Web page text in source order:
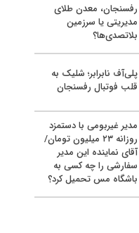
رفسنجان، معدن طلای
مدیریتی یا سرزمین
بلاتصدی‌ها؟
پلی‌آف نابرابر؛ شلیک به
قلب فوتبال رفسنجان
مدیر غیربومی با دستمزد
روزانه ۲۳ میلیون تومان/
آقای نماینده این مدیر
سفارشی را چه کسی به
باشگاه مس تحمیل کرد؟